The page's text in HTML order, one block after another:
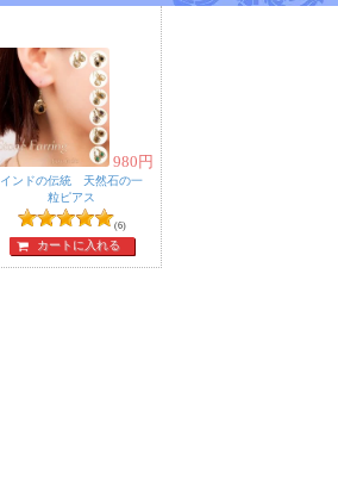
インドの伝統 天然石の一
粒ピアス
980 円
(6)
カートに入れる